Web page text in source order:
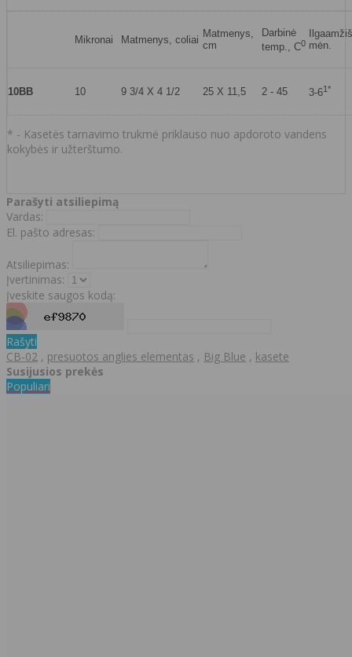
Mikronai Matmenys, coliai
Matmenys,
cm
Darbinė
temp., C0 mėn.
10BB 10 9 3/4 X 4 1/2 25 X 11,5 2 - 45 3-61*
* - Kasetės tarnavimo trukmė priklauso nuo apdoroto vandens
kokybės ir užterštumo.
Parašyti atsiliepimą
Vardas:
El. pašto adresas:
Atsiliepimas:
Įvertinimas:
Įveskite saugos kodą:
Rašyti
CB-02 , presuotos anglies elementas , Big Blue , kasete
Susijusios prekės
Populiari